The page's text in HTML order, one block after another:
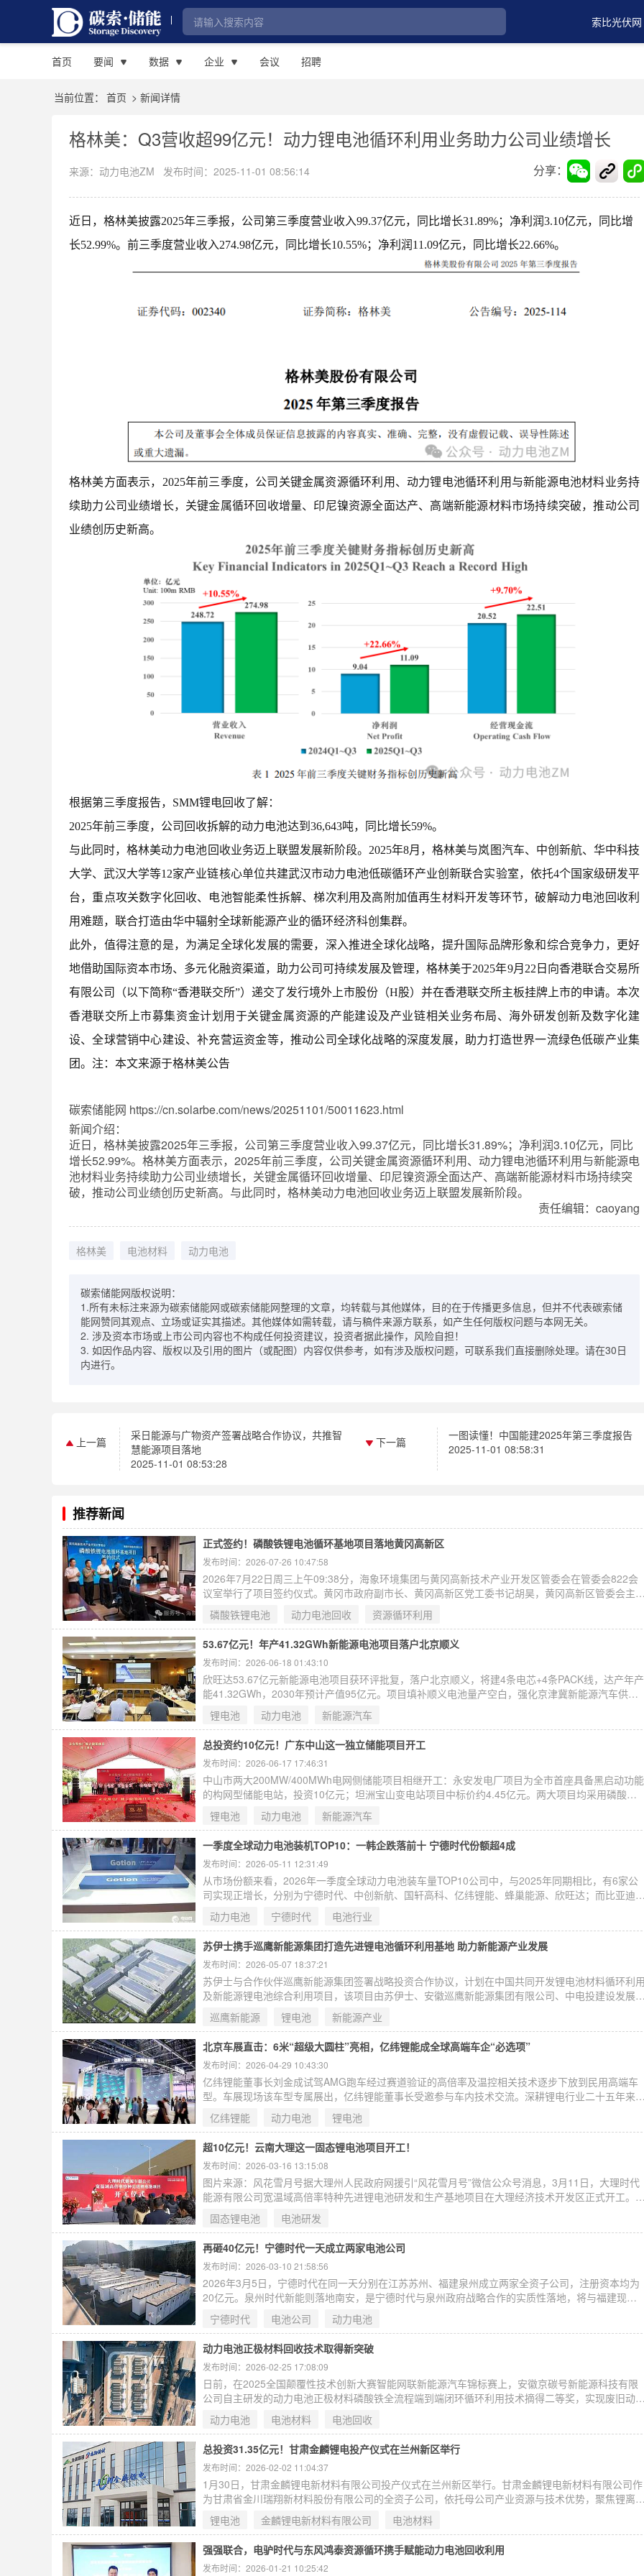
索比光伏网
首页 要闻 数据 企业 会议 招聘
当前位置： 首页 > 新闻详情
格林美：Q3营收超99亿元！动力锂电池循环利用业务助力公司业绩增长
来源：动力电池ZM 发布时间：2025-11-01 08:56:14 分享：
近日，格林美披露2025年三季报，公司第三季度营业收入99.37亿元，同比增长31.89%；净利润3.10亿元，同比增
长52.99%。前三季度营业收入274.98亿元，同比增长10.55%；净利润11.09亿元，同比增长22.66%。
格林美方面表示，2025年前三季度，公司关键金属资源循环利用、动力锂电池循环利用与新能源电池材料业务持
续助力公司业绩增长，关键金属循环回收增量、印尼镍资源全面达产、高端新能源材料市场持续突破，推动公司
业绩创历史新高。
根据第三季度报告，SMM锂电回收了解：
2025年前三季度，公司回收拆解的动力电池达到36,643吨，同比增长59%。
与此同时，格林美动力电池回收业务迈上联盟发展新阶段。2025年8月，格林美与岚图汽车、中创新航、华中科技
大学、武汉大学等12家产业链核心单位共建武汉市动力电池低碳循环产业创新联合实验室，依托4个国家级研发平
台，重点攻关数字化回收、电池智能柔性拆解、梯次利用及高附加值再生材料开发等环节，破解动力电池回收利
用难题，联合打造由华中辐射全球新能源产业的循环经济科创集群。
此外，值得注意的是，为满足全球化发展的需要，深入推进全球化战略，提升国际品牌形象和综合竞争力，更好
地借助国际资本市场、多元化融资渠道，助力公司可持续发展及管理，格林美于2025年9月22日向香港联合交易所
有限公司（以下简称“香港联交所”）递交了发行境外上市股份（H股）并在香港联交所主板挂牌上市的申请。本次
香港联交所上市募集资金计划用于关键金属资源的产能建设及产业链相关业务布局、海外研发创新及数字化建
设、全球营销中心建设、补充营运资金等，推动公司全球化战略的深度发展，助力打造世界一流绿色低碳产业集
团。注：本文来源于格林美公告
碳索储能网 https://cn.solarbe.com/news/20251101/50011623.html
新闻介绍：
近日，格林美披露2025年三季报，公司第三季度营业收入99.37亿元，同比增长31.89%；净利润3.10亿元，同比
增长52.99%。格林美方面表示，2025年前三季度，公司关键金属资源循环利用、动力锂电池循环利用与新能源电
池材料业务持续助力公司业绩增长，关键金属循环回收增量、印尼镍资源全面达产、高端新能源材料市场持续突
破，推动公司业绩创历史新高。与此同时，格林美动力电池回收业务迈上联盟发展新阶段。
责任编辑：caoyang
格林美 电池材料 动力电池
碳索储能网版权说明：
1.所有未标注来源为碳索储能网或碳索储能网整理的文章，均转载与其他媒体，目的在于传播更多信息，但并不代表碳索储
能网赞同其观点、立场或证实其描述。其他媒体如需转载，请与稿件来源方联系，如产生任何版权问题与本网无关。
2. 涉及资本市场或上市公司内容也不构成任何投资建议，投资者据此操作，风险自担！
3. 如因作品内容、版权以及引用的图片（或配图）内容仅供参考，如有涉及版权问题，可联系我们直接删除处理。请在30日
内进行。
上一篇
采日能源与广物资产签署战略合作协议，共推智
慧能源项目落地
2025-11-01 08:53:28
下一篇
一图读懂！中国能建2025年第三季度报告
2025-11-01 08:58:31
推荐新闻
正式签约！磷酸铁锂电池循环基地项目落地黄冈高新区
发布时间：2026-07-26 10:47:58
2026年7月22日周三上午09:38分，海象环境集团与黄冈高新技术产业开发区管委会在管委会822会
议室举行了项目签约仪式。黄冈市政府副市长、黄冈高新区党工委书记胡昊，黄冈高新区管委会主
高维鹏，黄冈高新区党工委委员、管委会副主任、市招商服务中心负责人王仲良，黄冈高新区党工
委员、管委会副主任宋德友，黄冈高新区生物医药化工园主任宋金平，黄冈高新产业投资集团董事
宋元博，海象环境集团有限公司总裁王建
磷酸铁锂电池 动力电池回收 资源循环利用
53.67亿元！年产41.32GWh新能源电池项目落户北京顺义
发布时间：2026-06-18 01:43:10
欣旺达53.67亿元新能源电池项目获环评批复，落户北京顺义，将建4条电芯+4条PACK线，达产年产
能41.32GWh，2030年预计产值95亿元。项目填补顺义电池量产空白，强化京津冀新能源汽车供应
链。同期，欣旺达动力完成16.8亿元C轮融资，并入股合肥宏储能芯，加速北方锂电与储能双布局。
锂电池 动力电池 新能源汽车
总投资约10亿元！广东中山这一独立储能项目开工
发布时间：2026-06-17 17:46:31
中山市两大200MW/400MWh电网侧储能项目相继开工：永安发电厂项目为全市首座具备黑启动功能
的构网型储能电站，投资10亿元；坦洲宝山变电站项目中标价约4.45亿元。两大项目均采用磷酸铁
锂技术，2026年并网，将显著提升区域电网调节能力与新能源消纳水平。
锂电池 动力电池 新能源汽车
一季度全球动力电池装机TOP10：一韩企跌落前十 宁德时代份额超4成
发布时间：2026-05-11 12:31:49
从市场份额来看，2026年一季度全球动力电池装车量TOP10公司中，与2025年同期相比，有6家公
司实现正增长，分别为宁德时代、中创新航、国轩高科、亿纬锂能、蜂巢能源、欣旺达；而比亚迪
LGES、SKOn则出现不同程度下滑。比亚迪保持全球第二，装车量为33.5GWh，同比下降8%，市场
份额为13.7%。在全球市场中，部分中国电池制造商以宁德时代为首，持续扩大市场份额，导致韩国
本土企业的影响力进一步缩小。
动力电池 宁德时代 电池行业
苏伊士携手巡鹰新能源集团打造先进锂电池循环利用基地 助力新能源产业发展
发布时间：2026-05-07 18:37:21
苏伊士与合作伙伴巡鹰新能源集团签署战略投资合作协议，计划在中国共同开发锂电池材料循环利
及新能源锂电池综合利用项目，该项目由苏伊士、安徽巡鹰新能源集团有限公司、中电投建设发展
（江苏）有限公司三方出资，出资比例分别为35%、51%、14%。携手打造先进锂电池循环利用基
随着新能源汽车产业高速发展，动力电池“退役潮”正悄然来临。
巡鹰新能源 锂电池 新能源产业
北京车展直击：6米“超级大圆柱”亮相，亿纬锂能成全球高端车企“必选项”
发布时间：2026-04-29 10:43:30
亿纬锂能董事长刘金成试驾AMG跑车经过赛道验证的高倍率及温控相关技术逐步下放到民用高端车
型。车展现场该车型专属展出，亿纬锂能董事长受邀参与车内技术交流。深耕锂电行业二十五年来
亿纬锂能稳居全球动力电池行业前列。借助本次车展行业交流契机，企业持续深化与全球高端车企
同研发合作，以可靠技术、稳定品质、先进智造能力，持续夯实“亿纬大圆柱，高端车首选”的行业地
位。
亿纬锂能 动力电池 锂电池
超10亿元！云南大理这一固态锂电池项目开工！
发布时间：2026-03-16 13:15:08
图片来源：风花雪月号据大理州人民政府网援引“风花雪月号”微信公众号消息，3月11日，大理时代
能源有限公司宽温域高倍率特种先进锂电池研发和生产基地项目在大理经济技术开发区正式开工。
悉，该项目总投资预计超10亿元，占地面积约80亩，建设工期8个月，投产后可实现年产能2GWh特
种锂电池。
固态锂电池 电池研发
再砸40亿元！宁德时代一天成立两家电池公司
发布时间：2026-03-10 21:58:56
2026年3月5日，宁德时代在同一天分别在江苏苏州、福建泉州成立两家全资子公司，注册资本均为
20亿元。泉州时代新能则落地南安，是宁德时代与泉州政府战略合作的实质性落地，将与福建现有
基地形成联动，带动上下游集聚，达产后预计年产值超600亿元。当前动力电池行业集中度提升，宁
德时代1月全球装机量32.5GWh，市占率45.2%稳居第一。
宁德时代 电池公司 动力电池
动力电池正极材料回收技术取得新突破
发布时间：2026-02-25 17:08:09
日前，在2025全国颠覆性技术创新大赛智能网联新能源汽车锦标赛上，安徽京碳号新能源科技有限
公司自主研发的动力电池正极材料磷酸铁全流程端到端闭环循环利用技术摘得二等奖，实现废旧动
电池回收领域的关键技术突破。据悉，京碳号已与建筑材料工业技术情报研究所签署产学研一体化
术合作协议，双方将共建公共研发技术平台。
动力电池 电池材料 电池回收
总投资31.35亿元！甘肃金麟锂电投产仪式在兰州新区举行
发布时间：2026-02-02 11:04:37
1月30日，甘肃金麟锂电新材料有限公司投产仪式在兰州新区举行。甘肃金麟锂电新材料有限公司作
为甘肃省金川瑞翔新材料股份有限公司的全资子公司，依托母公司产业资源与技术优势，聚焦锂离
电池正极材料领域核心业务。据介绍，该项目总占地363亩、总投资31.35亿元，分两期建设，每期
建设10万吨。近年来，兰州新区始终牢记国家级新区的使命担当，坚定不移将新能源产业作为构建
现代化产业体系的核心支柱。
锂电池 金麟锂电新材料有限公司 电池材料
强强联合，电驴时代与东风鸿泰资源循环携手赋能动力电池回收利用
发布时间：2026-01-21 10:25:42